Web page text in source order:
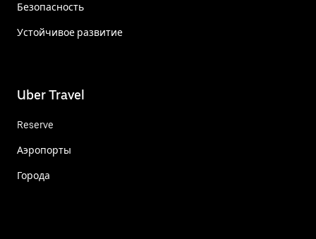
Безопасность
Устойчивое развитие
Uber Travel
Reserve
Аэропорты
Города